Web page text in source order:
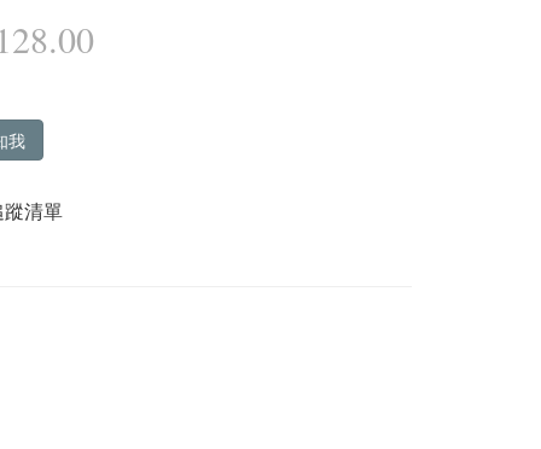
我
清單